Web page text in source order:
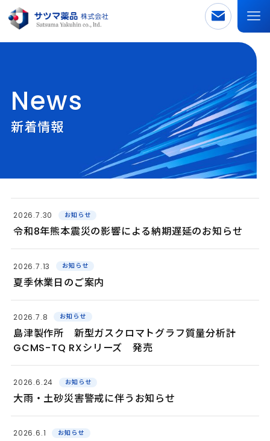
新着情報
News
2026.7.30 お知らせ
令和8年熊本震災の影響による納期遅延のお知らせ
2026.7.13 お知らせ
夏季休業日のご案内
2026.7.8 お知らせ
島津製作所 新型ガスクロマトグラフ質量分析計
GCMS-TQ RXシリーズ 発売
2026.6.24 お知らせ
大雨・土砂災害警戒に伴うお知らせ
2026.6.1 お知らせ